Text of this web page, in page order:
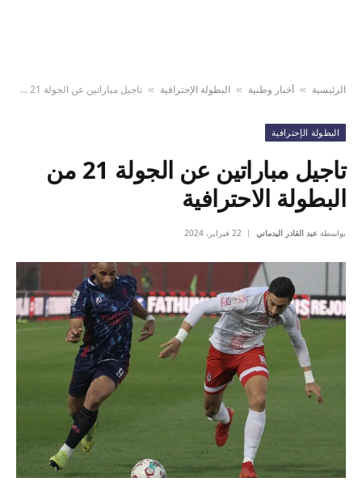
الرئيسية » أخبار وطنية » البطولة الإحترافية » تاجيل مباراتين عن الجولة 21 من البطولة الاحترافية
البطولة الإحترافية
تاجيل مباراتين عن الجولة 21 من
البطولة الاحترافية
بواسطة عبد القادر اليدماني 22 فبراير، 2024